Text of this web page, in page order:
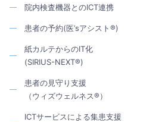
院内検査機器とのICT連携
患者の予約(医’sアシスト®)
紙カルテからのIT化
(SIRIUS-NEXT®)
患者の見守り支援
（ウィズウェルネス®）
ICTサービスによる集患支援